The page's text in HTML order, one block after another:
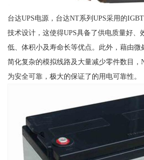
台达UPS电源，台达NT系列UPS采用的
技术设计，这使得UPS具备了供电质量好、
低、体积小及寿命长等优点。此外，藉由微
简化复杂的模拟线路及大量减少零件数目，
为安全可靠，极大的保证了的用电可靠性。